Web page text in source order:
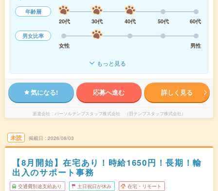
年齢層
20代
30代 40代 50代
60代
男女比率
女性
男性
もっと見る
気になる! 応募へ進む 詳しく見る
派遣会社 パーソルテンプスタッフ株式会社 （旧テンプスタッフ株式会社）
未読 掲載日 2026/08/03
【8月開始】在宅あり！時給1650円！長期！輸
出入のサポート事務
交通費別途支給あり 土日祝日が休み 在宅・リモート